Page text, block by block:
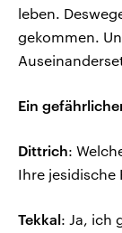
leben.
gekommen.
Ein
Dittrich:
Ihre jesidische
Tekkal: Ja, ich